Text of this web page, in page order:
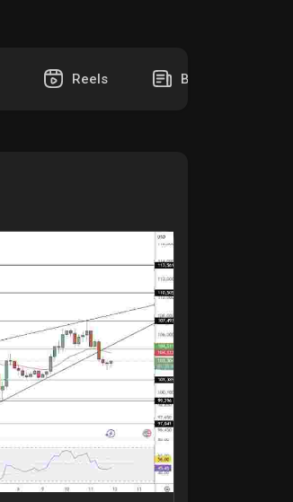
Reels Blogs